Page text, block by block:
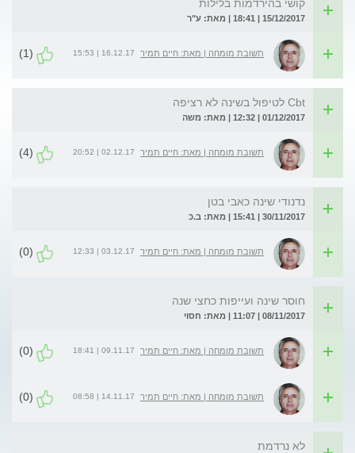
קושי בהירדמות בלילות
15/12/2017 | 18:41 | מאת: ע"ר
תשובת מומחה | מאת: חיים תמיר 16.12.17 | 15:53
(1)
Cbt לטיפול בשינה לא רציפה
01/12/2017 | 12:32 | מאת: משה
תשובת מומחה | מאת: חיים תמיר 02.12.17 | 20:52
(4)
נדנודי שינה כאבי בטן
30/11/2017 | 15:41 | מאת: ב.כ
תשובת מומחה | מאת: חיים תמיר 03.12.17 | 12:33
(0)
חוסר שינה ועייפות כחצי שנה
08/11/2017 | 11:07 | מאת: חסוי
תשובת מומחה | מאת: חיים תמיר 09.11.17 | 18:41
(0)
תשובת מומחה | מאת: חיים תמיר 14.11.17 | 08:58
(0)
לא נרדמת